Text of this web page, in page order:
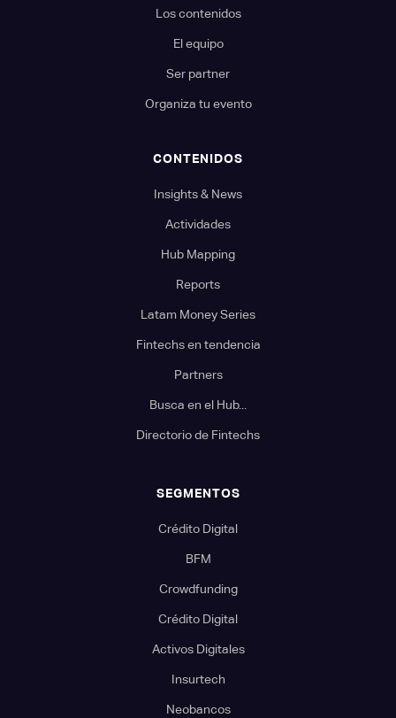
Los contenidos
El equipo
Ser partner
Organiza tu evento
CONTENIDOS
Insights & News
Actividades
Hub Mapping
Reports
Latam Money Series
Fintechs en tendencia
Partners
Busca en el Hub...
Directorio de Fintechs
SEGMENTOS
Crédito Digital
BFM
Crowdfunding
Crédito Digital
Activos Digitales
Insurtech
Neobancos